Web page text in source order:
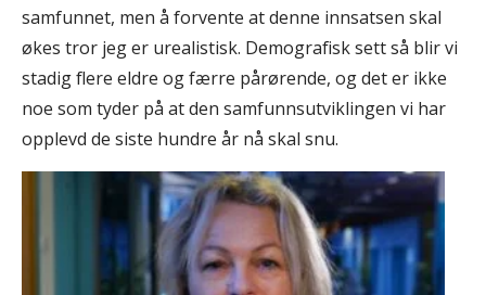
samfunnet, men å forvente at denne innsatsen skal
økes tror jeg er urealistisk. Demografisk sett så blir vi
stadig flere eldre og færre pårørende, og det er ikke
noe som tyder på at den samfunnsutviklingen vi har
opplevd de siste hundre år nå skal snu.